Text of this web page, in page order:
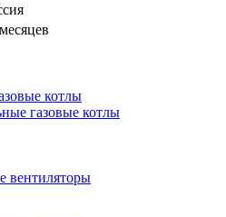
котлы
газовые котлы
вентиляторы